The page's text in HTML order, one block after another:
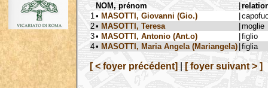
NOM, prénom |
1 • MASOTTI, Giovanni (Gio.) |
2• MASOTTI, Teresa |moglie
3• MASOTTI, Antonio (Ant.o) |figlio
4• MASOTTI, Maria Angela (Mariangela) |figlia
[ < foyer précédent] [ foyer suivant > ]